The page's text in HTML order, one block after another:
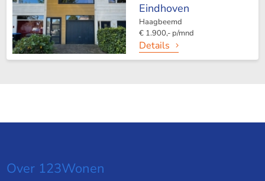
Eindhoven
Haagbeemd
€ 1.900,- p/mnd
Details
Over 123Wonen